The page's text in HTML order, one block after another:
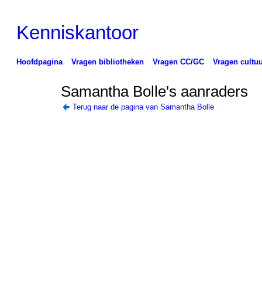
Kenniskantoor
Hoofdpagina Vragen bibliotheken Vragen CC/GC Vragen
Samantha Bolle's aanraders
Terug naar de pagina van Samantha Bolle